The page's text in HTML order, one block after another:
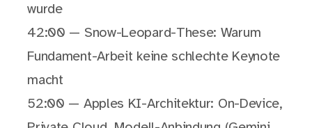
wurde
42:00 — Snow-Leopard-These: Warum
Fundament-Arbeit keine schlechte Keynote
macht
52:00 — Apples KI-Architektur: On-Device,